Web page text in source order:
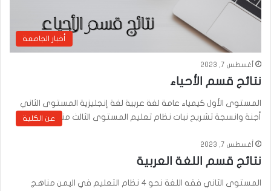
أخبار الجامعة
أغسطس 7, 2023
نتائج قسم الأحياء
المستوى الأول كيمياء عامة لغة عربية لغة إنجليزية المستوى الثاني
أجنة وانسجة تشريح نبات نظام تعليم المستوى الثالث مناهج وطرق…
عن الكلية
أغسطس 7, 2023
نتائج قسم اللغة العربية
المستوى الثاني فقه اللغة نحو 4 نظام التعليم في اليمن مناهج